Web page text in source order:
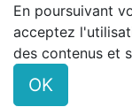
En poursuivant
acceptez
des contenus et
OK